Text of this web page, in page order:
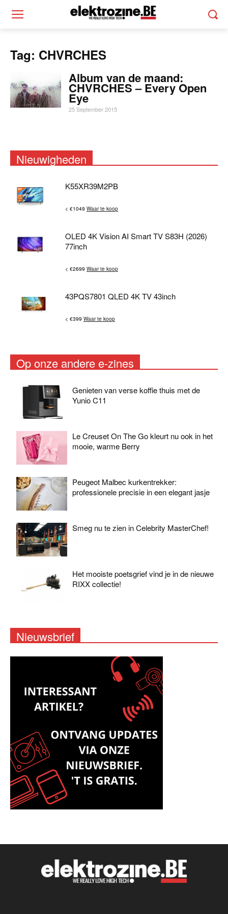
Tag: CHVRCHES
Album van de maand:
CHVRCHES – Every Open
Eye
25 September 2015
Nieuwigheden
K55XR39M2PB
< €1049 Waar te koop
OLED 4K Vision AI Smart TV S83H (2026)
77inch
< €2699 Waar te koop
43PQS7801 QLED 4K TV 43inch
< €399 Waar te koop
Op onze andere e-zines
Genieten van verse koffie thuis met de
Yunio C11
Le Creuset On The Go kleurt nu ook in het
mooie, warme Berry
Peugeot Malbec kurkentrekker:
professionele precisie in een elegant jasje
Smeg nu te zien in Celebrity MasterChef!
Het mooiste poetsgrief vind je in de nieuwe
RIXX collectie!
Nieuwsbrief